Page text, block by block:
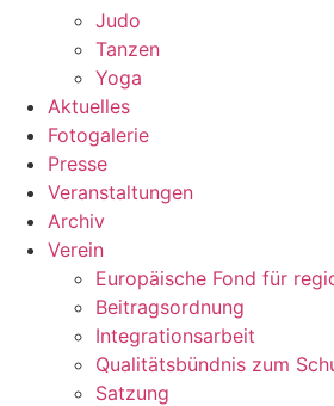
Judo
Tanzen
Yoga
Aktuelles
Fotogalerie
Presse
Veranstaltungen
Archiv
Verein
Europäische Fond für
Beitragsordnung
Integrationsarbeit
Qualitätsbündnis zum
Satzung